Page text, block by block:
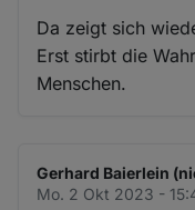
Da zeigt sich
Erst stirbt die
Menschen.
Gerhard Baierlein
Mo. 2 Okt 2023 -